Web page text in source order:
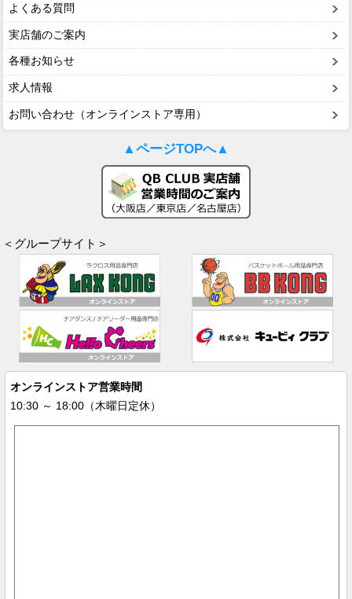
よくある質問
実店舗のご案内
各種お知らせ
求人情報
お問い合わせ（オンラインストア専用）
▲ページTOPへ▲
＜グループサイト＞
オンラインストア営業時間
10:30 ～ 18:00（木曜日定休）